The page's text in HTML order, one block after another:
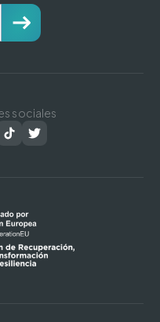
sociales